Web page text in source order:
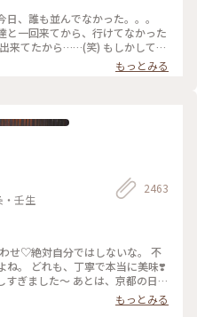
、誰も並んでなかった。。。
と一回来てから、行けてなかった
来てたから……(笑) もしかして、
ってたのです
てましたΣ( ; ﾟДﾟ)運が良かっ
だと、あんな粉っぽくないと思
もっとみる
・壬生
2463
せ♡絶対自分ではしないな。 不
ね。 どれも、丁寧で本当に美味❣️
ぎました〜 あとは、京都の日本
しのことりっぷ旅 #AWOMB #
もっとみる